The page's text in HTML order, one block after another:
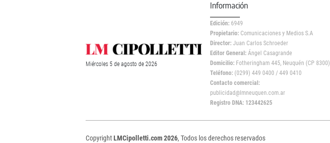
Miércoles 5 de agosto de 2026
Información
Edición: 6949
Propietario: Comunicaciones y Medios S.A
Director: Juan Carlos Schroeder
Editor General: Ángel Casagrande
Domicilio: Fotheringham 445, Neuquén (CP 8300)
Teléfono: (0299) 449 0400 / 449 0410
Contacto comercial:
publicidad@lmneuquen.com.ar
Registro DNA: 123442625
CopyrightLMCipolletti.com 2026, Todos los derechos reservados